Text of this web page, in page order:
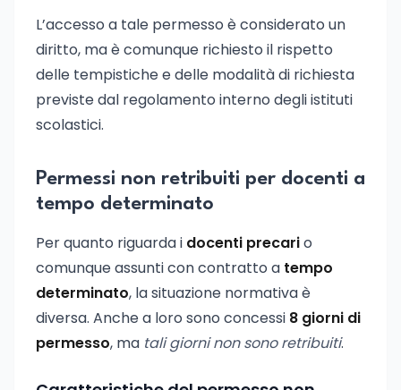
L’accesso a tale permesso è considerato un
diritto, ma è comunque richiesto il rispetto
delle tempistiche e delle modalità di richiesta
previste dal regolamento interno degli istituti
scolastici.
Permessi non retribuiti per docenti a
tempo determinato
Per quanto riguarda i docenti precario
comunque assunti con contratto a tempo
determinato, la situazione normativa è
diversa. Anche a loro sono concessi 8 giorni di
permesso, ma tali giorni non sono retribuiti.